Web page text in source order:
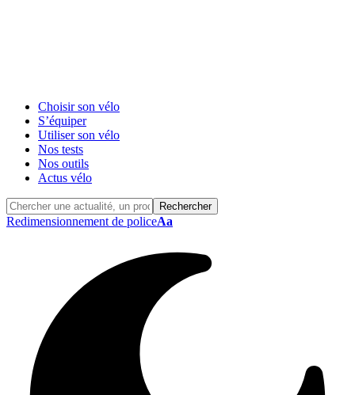
Choisir son vélo
S’équiper
Utiliser son vélo
Nos tests
Nos outils
Actus vélo
Redimensionnement de policeAa